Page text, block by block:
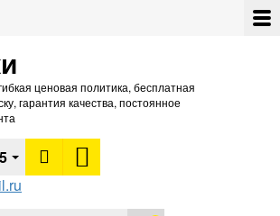
ценовая политика, бесплатная
гарантия качества, постоянное